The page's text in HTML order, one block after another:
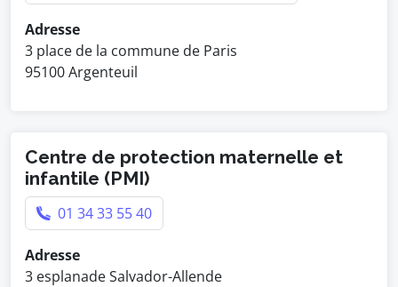
Adresse
3 place de la commune de Paris
95100 Argenteuil
Centre de protection maternelle et
infantile (PMI)
01 34 33 55 40
Adresse
3 esplanade Salvador-Allende